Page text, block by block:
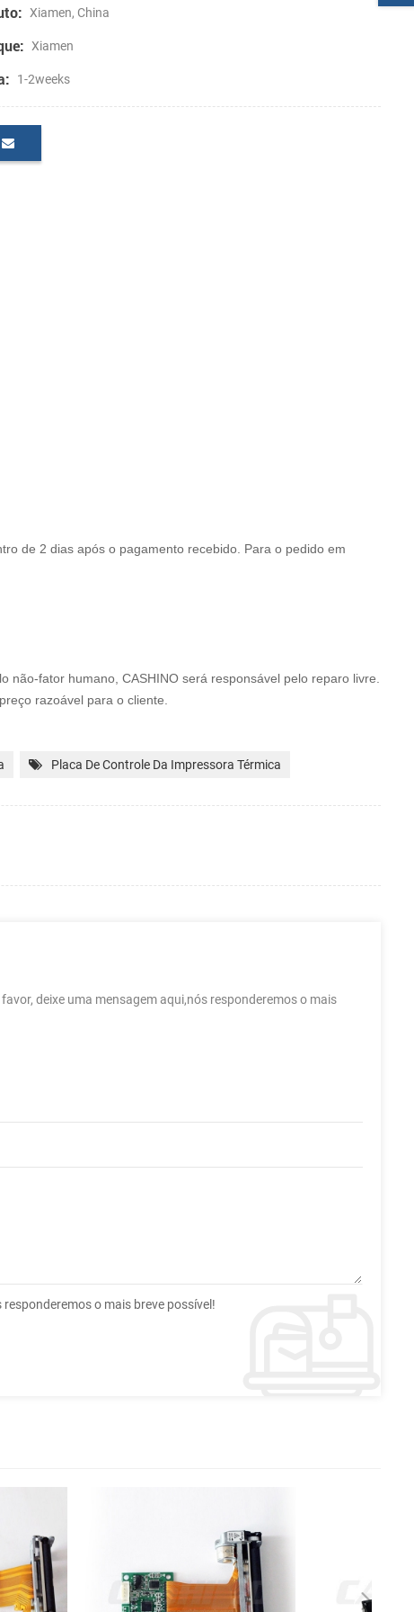
Xiamen, China
Xiamen
1-2weeks
de 2 dias após o pagamento recebido. Para o pedido em
não-fator humano, CASHINO será responsável pelo reparo livre.
preço razoável para o cliente.
Placa De Controle Da Impressora Térmica
deixe uma mensagem aqui,nós responderemos o mais
o mais breve possível!